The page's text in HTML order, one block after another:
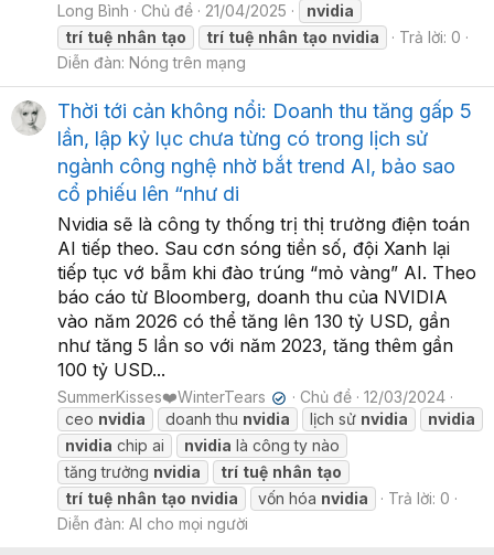
Long Bình Chủ đề 21/04/2025
nvidia
trí tuệ nhân tạo trí tuệ nhân tạo nvidia
Trả lời: 0
Diễn đàn: Nóng trên mạng
Thời tới cản không nổi: Doanh thu tăng gấp 5
lần, lập kỷ lục chưa từng có trong lịch sử
ngành công nghệ nhờ bắt trend AI, bảo sao
cổ phiếu lên “như di
Nvidia sẽ là công ty thống trị thị trường điện toán
AI tiếp theo. Sau cơn sóng tiền số, đội Xanh lại
tiếp tục vớ bẫm khi đào trúng “mỏ vàng” AI. Theo
báo cáo từ Bloomberg, doanh thu của NVIDIA
vào năm 2026 có thể tăng lên 130 tỷ USD, gần
như tăng 5 lần so với năm 2023, tăng thêm gần
100 tỷ USD...
SummerKisses❤️WinterTears ✔ Chủ đề
12/03/2024
ceo nvidia doanh thu nvidia lịch sử nvidia
nvidia
nvidia chip ai nvidia là công ty nào
tăng trưởng nvidia trí tuệ nhân tạo
trí tuệ nhân tạo nvidia vốn hóa nvidia
Trả lời: 0
Diễn đàn: AI cho mọi người